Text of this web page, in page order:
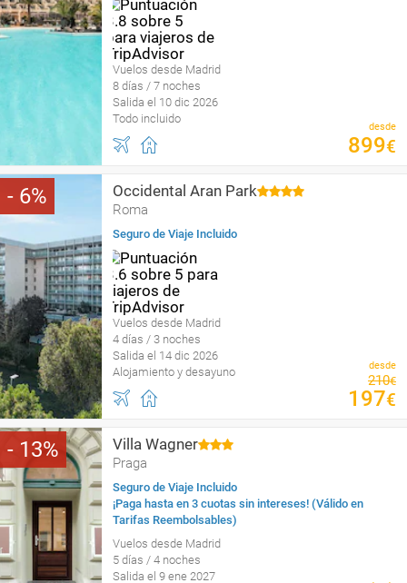
Vuelos desde Madrid
8 días / 7 noches
Salida el 10 dic 2026
Todo incluido
desde
899€
6 Occidental Aran Park
Roma
Seguro de Viaje Incluido
Vuelos desde Madrid
4 días / 3 noches
Salida el 14 dic 2026
Alojamiento y desayuno
desde
210€
197€
13 Villa Wagner
Praga
Seguro de Viaje Incluido
¡Paga hasta en 3 cuotas sin intereses! (Válido en
Tarifas Reembolsables)
Vuelos desde Madrid
5 días / 4 noches
Salida el 9 ene 2027